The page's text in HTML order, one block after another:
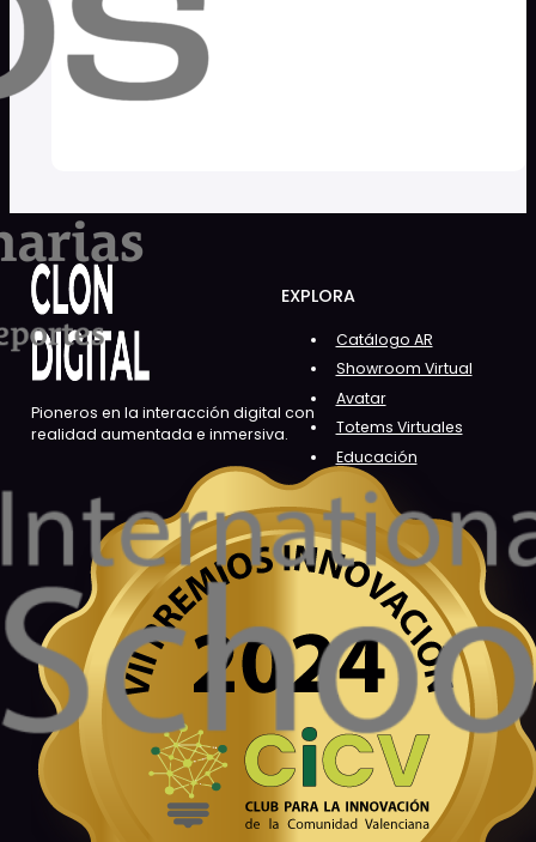
Pioneros en la interacción digital con
realidad aumentada e inmersiva.
EXPLORA
Catálogo AR
Showroom Virtual
Avatar
Totems Virtuales
Educación